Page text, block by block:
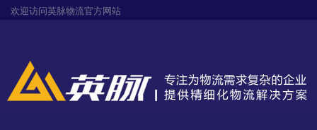
欢迎访问英脉物流官方网站